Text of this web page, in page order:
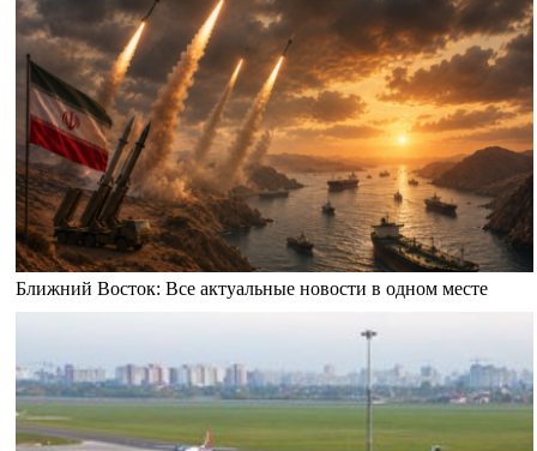
Ближний Восток: Все актуальные новости в одном месте